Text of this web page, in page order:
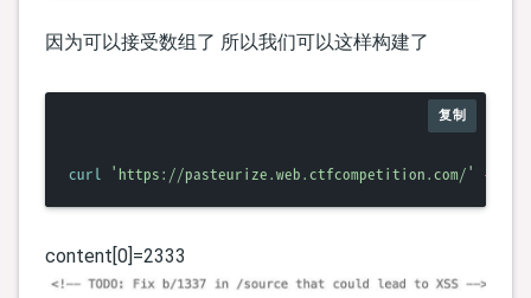
因为可以接受数组了 所以我们可以这样构建了
复制
curl 'https://pasteurize.web.ctfcompetition.com/' -H
content[0]=2333